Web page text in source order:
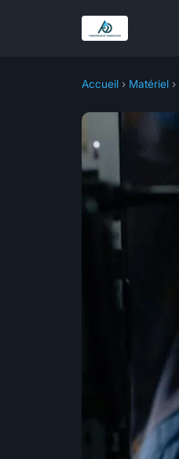
Accueil › Matériel ›